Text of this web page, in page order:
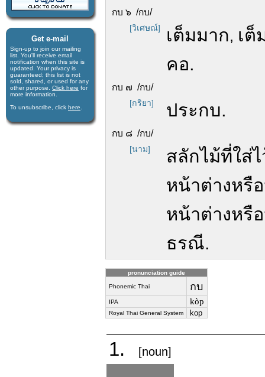
Get e-mail
Sign-up to join our mail­ing
list. You'll receive e­mail
notification when this site is
updated. Your privacy is
guaran­teed; this list is not
sold, shared, or used for any
other purpose. Click here for
more infor­mation.
To unsubscribe, click here
กบ ๖ /กบ/
[วิเศษณ์] เต็มมาก, เต็
คอ.
กบ ๗ /กบ/
[กริยา] ประกบ.
กบ ๘ /กบ/
[นาม]
สลักไม้ที่ใส่
หน้าต่างหรื
หน้าต่างหรื
ธรณี.
pronunciation guide
Phonemic Thai กบ
IPA kòp
Royal Thai General System kop
1. [noun]